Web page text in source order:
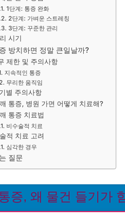
1단계: 통증 완화
2단계: 가벼운 스트레칭
3단계: 꾸준한 관리
시기
방치하면 정말 큰일날까?
제한 및 주의사항
지속적인 통증
무리한 움직임
별 주의사항
통증, 병원 가면 어떻게 치료해?
통증 치료법
비수술적 치료
적 치료 고려
심각한 경우
질문
증, 왜 물건 들기가